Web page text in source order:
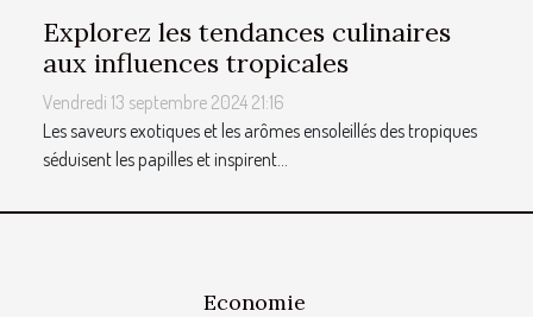
Explorez les tendances culinaires
aux influences tropicales
Vendredi 13 septembre 2024 21:16
Les saveurs exotiques et les arômes ensoleillés des tropiques
séduisent les papilles et inspirent...
Economie